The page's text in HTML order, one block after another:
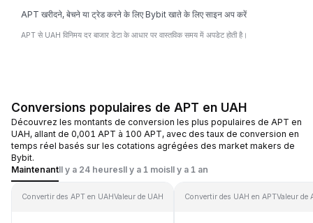
APT खरीदने, बेचने या ट्रेड करने के लिए Bybit खाते के लिए साइन अप करें
APT से UAH विनिमय दर बाजार डेटा के आधार पर वास्तविक समय में अपडेट होती है।
Conversions populaires de APT en UAH
Découvrez les montants de conversion les plus populaires de APT en
UAH, allant de 0,001 APT à 100 APT, avec des taux de conversion en
temps réel basés sur les cotations agrégées des market makers de
Bybit.
MaintenantIl y a 24 heuresIl y a 1 moisIl y a 1 an
Convertir des APT en UAHValeur de UAH Convertir des UAH en APTValeur de